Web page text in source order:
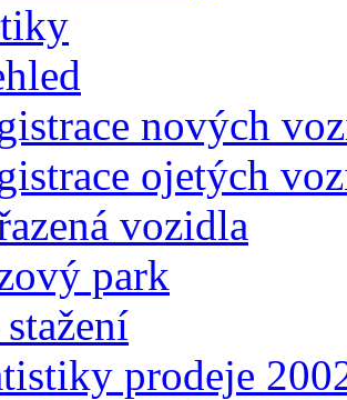
nových
ojetých
vozidla
park
prodeje